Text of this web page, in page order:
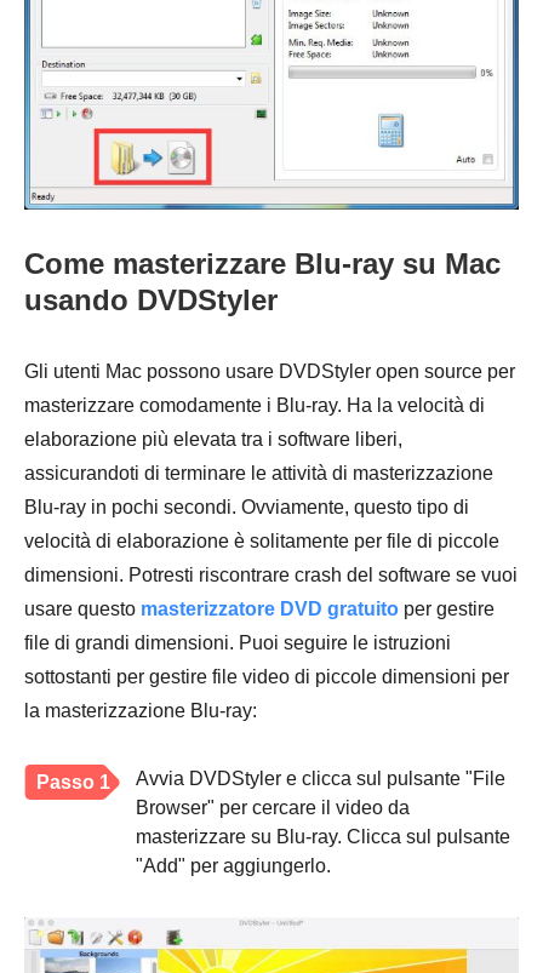
Come masterizzare Blu-ray su Mac
usando DVDStyler
Gli utenti Mac possono usare DVDStyler open source per
masterizzare comodamente i Blu-ray. Ha la velocità di
elaborazione più elevata tra i software liberi,
assicurandoti di terminare le attività di masterizzazione
Blu-ray in pochi secondi. Ovviamente, questo tipo di
velocità di elaborazione è solitamente per file di piccole
dimensioni. Potresti riscontrare crash del software se vuoi
usare questo masterizzatore DVD gratuito per gestire
file di grandi dimensioni. Puoi seguire le istruzioni
sottostanti per gestire file video di piccole dimensioni per
la masterizzazione Blu-ray:
Passo 1
Avvia DVDStyler e clicca sul pulsante "File
Browser" per cercare il video da
masterizzare su Blu-ray. Clicca sul pulsante
"Add" per aggiungerlo.